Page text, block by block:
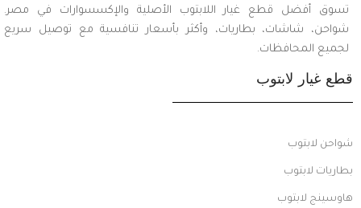
تسوق أفضل قطع غيار اللابتوب الأصلية والإكسسوارات في مصر.
شواحن، شاشات، بطاريات، وأكثر بأسعار تنافسية مع توصيل سريع
لجميع المحافظات.
قطع غيار لابتوب
شواحن لابتوب
بطاريات لابتوب
هاوسينج لابتوب